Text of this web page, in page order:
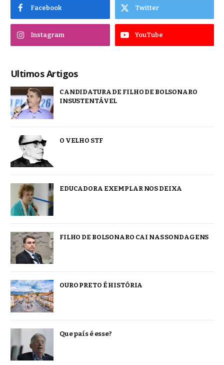
Facebook Twitter
Instagram YouTube
Ultimos Artigos
CANDIDATURA DE FILHO DE BOLSONARO
INSUSTENTÁVEL
O VELHO STF
EDUCADORA EXEMPLAR NOS DEIXA
FILHO DE BOLSONARO CAI NAS SONDAGENS
OURO PRETO É HISTÓRIA
Que país é esse?